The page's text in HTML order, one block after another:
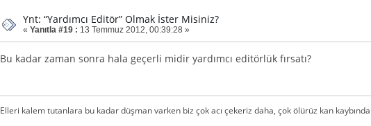
Ynt: “Yardımcı Editör” Olmak İster Misiniz?
« Yanıtla #19 : 13 Temmuz 2012, 00:39:28 »
Bu kadar zaman sonra hala geçerli midir yardımcı editörlük fırsatı?
Elleri kalem tutanlara bu kadar düşman varken biz çok acı çekeriz daha, çok ölürüz kan